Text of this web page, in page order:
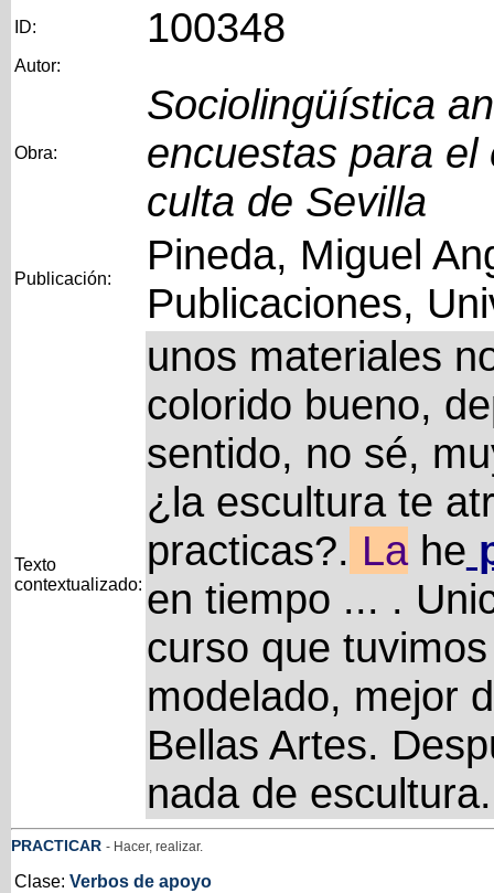
ID: 100348
Autor:
Obra:
Sociolingüística
encuestas para
culta de Sevilla
Publicación:
Pineda, Miguel
Publicaciones,
Texto
contextualizado:
unos materiales
colorido bueno,
sentido, no sé,
¿la escultura te
practicas?. Lahe
en tiempo ... .
curso que
modelado, mejor
Bellas Artes.
nada de
PRACTICAR - Hacer, realizar.
Clase: Verbos de apoyo